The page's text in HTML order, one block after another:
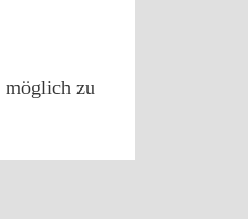
möglich zu